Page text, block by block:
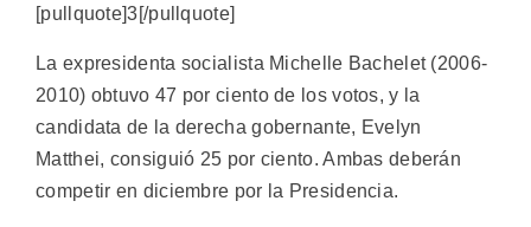
[pullquote]3[/pullquote]
La expresidenta socialista Michelle Bachelet (2006-
2010) obtuvo 47 por ciento de los votos, y la
candidata de la derecha gobernante, Evelyn
Matthei, consiguió 25 por ciento. Ambas deberán
competir en diciembre por la Presidencia.